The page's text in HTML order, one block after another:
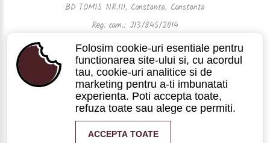
BD TOMIS NR.111, Constanta, Constanta
Reg. com.: J13/845/2014
Plata securizata prin visa
Powered by
Folosim cookie-uri esentiale pentru
functionarea site-ului si, cu acordul
tau, cookie-uri analitice si de
marketing pentru a-ti imbunatati
experienta. Poti accepta toate,
refuza toate sau alege ce permiti.
ACCEPTA TOATE